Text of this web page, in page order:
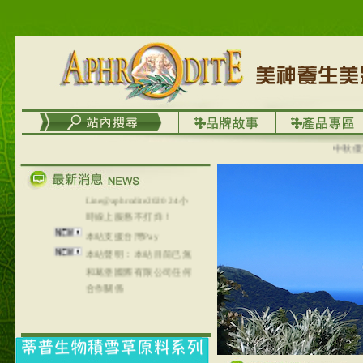
中秋優選
在外租屋者、居住處無管
理員、不方便在工作地點
取件者，歡迎多多使用
【郵局i郵箱】的服務喔～
【i郵箱】設立的地點，請
成功加入
Line@aphrodite2020 24小
時線上服務不打烊！
本站支援台灣Pay
本站聲明：本站目前已無
和葛堡國際有限公司任何
合作關係
本站支援支付宝
NT$320(RMB￥71.00)